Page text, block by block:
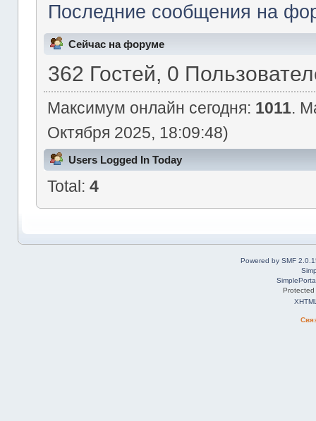
Последние сообщения на
Сейчас на форуме
362 Гостей, 0
Максимум онлайн сегодня: 1011.
Октября 2025, 18:09:48)
Users Logged In Today
Total: 4
Powered by SMF